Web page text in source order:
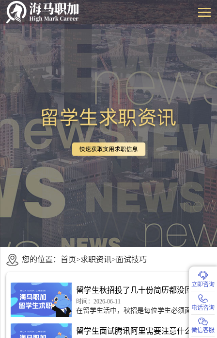
您的位置： 首页>求职资讯>面试技巧
留学生秋招投了几十份简历都没回音怎么办？
时间：2026-06-11
在留学生活中，秋招是每位学生必须面对的
重大挑战。无数的留学生怀揣着对未来的美
好憧憬，奔赴求职的战场。然而，倾注心血
投出的几十份简历
留学生面试腾讯阿里需要注意什么？
立即咨询
电话咨询
微信客服